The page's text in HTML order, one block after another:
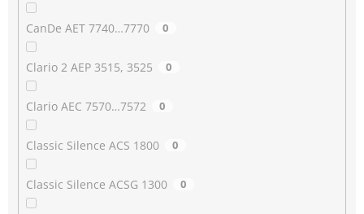
CanDe AET 7740…7770 0
Clario 2 AEP 3515, 3525 0
Clario AEC 7570…7572 0
Classic Silence ACS 1800 0
Classic Silence ACSG 1300 0